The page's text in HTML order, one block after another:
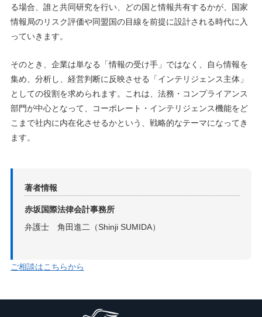
る場合、誰と共同研究を行い、どの国と情報共有するかが、国家
情報局のリスク評価や同盟国の目線を前提に設計される時代に入
っていきます。
そのとき、企業は単なる「情報の受け手」ではなく、自ら情報を
集め、分析し、経営判断に反映させる「インテリジェンス主体」
としての役割を求められます。これは、法務・コンプライアンス
部門が中心となって、コーポレート・インテリジェンス機能をど
こまで社内に内在化させるかという、戦略的なテーマになってき
ます。
著者情報
赤坂国際法律会計事務所
弁護士 角田進二（Shinji SUMIDA）
ご相談はこちらから